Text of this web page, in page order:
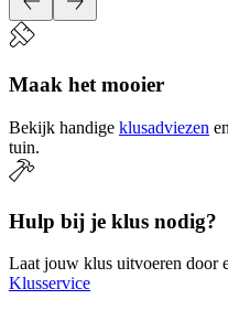
Maak het mooier
Bekijk handige klusadviezen en
tuin.
Hulp bij je klus nodig?
Laat jouw klus uitvoeren door
Klusservice